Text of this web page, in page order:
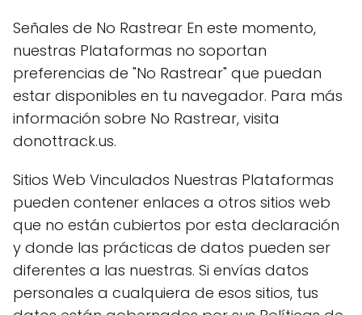
Señales de No Rastrear En este momento,
nuestras Plataformas no soportan
preferencias de "No Rastrear" que puedan
estar disponibles en tu navegador. Para más
información sobre No Rastrear, visita
donottrack.us.
Sitios Web Vinculados Nuestras Plataformas
pueden contener enlaces a otros sitios web
que no están cubiertos por esta declaración
y donde las prácticas de datos pueden ser
diferentes a las nuestras. Si envías datos
personales a cualquiera de esos sitios, tus